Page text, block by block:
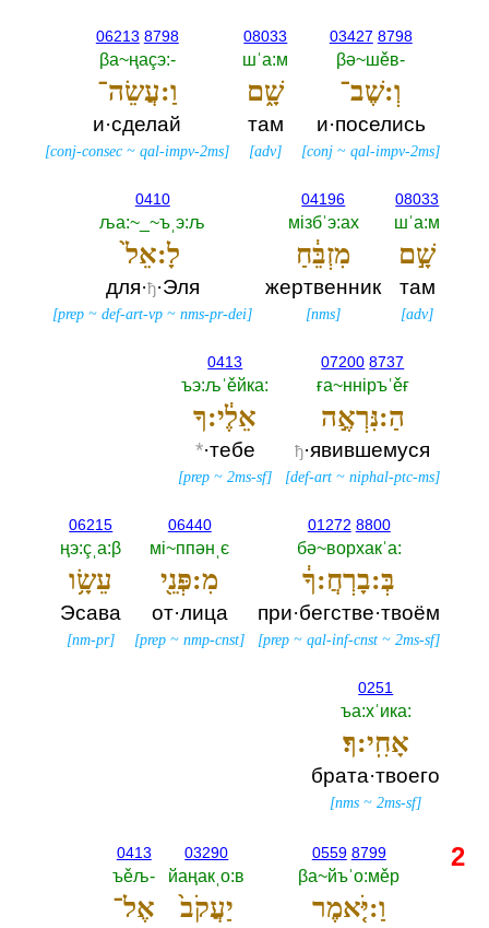
03427 8798
βә~шěв-‎
וְ:שֶׁב־
и·поселись
[conj ~qal-impv-2ms]
08033
шˈа:м
שָׁ֑ם
там
[adv]
06213 8798
βа~ңаçэ:-‎
וַ:עֲשֵׂה־
и·сделай
[conj-consec ~qal-impv-2ms]
08033
шˈа:м
שָׁ֣ם
там
[adv]
04196
мiзбˈэ:ах
מִזְבֵּ֔חַ
жертвенник
[nms]
0410
ља:~_~ъˌэ:љ
לָ:אֵל֙
для·ђ·Эля
[prep ~def-art-vp ~nms-pr-dei]
07200 8737
ға~ннiръˈěғ
הַ:נִּרְאֶ֣ה
ђ·явившемуся
[def-art ~niphal-ptc-ms]
0413
ъэ:љˈěйка:‎
אֵלֶ֔י:ךָ
*·тебе
[prep ~2ms-sf]
01272 8800
бә~ворхакˈа:‎
בְּ:בָרְחֲ:ךָ֔
при·бегстве·твоём
[prep ~qal-inf-cnst ~2ms-sf]
06440
мi~ппәнˌє
מִ:פְּנֵ֖י
от·лица
[prep ~nmp-cnst]
06215
ңэ:çˌа:β
עֵשָׂ֥ו
Эсава
[nm-pr]
0251
ъа:хˈика:‎
אָחִֽי:ךָ׃
брата·твоего
[nms ~2ms-sf]
0559 8799
βа~йъˈо:мěр
וַ:יֹּ֤אמֶר
03290
йаңакˌо:в
יַעֲקֹב֙
0413
ъěљ-‎
אֶל־
2